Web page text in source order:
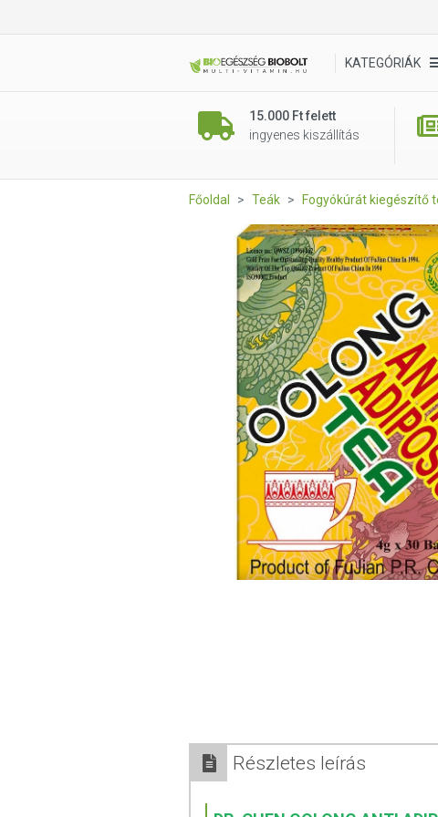
KATEGÓRIÁK
15.000 Ft felett
ingyenes kiszállítás
Főoldal Teák Fogyókúrát kiegészítő
Részletes leírás